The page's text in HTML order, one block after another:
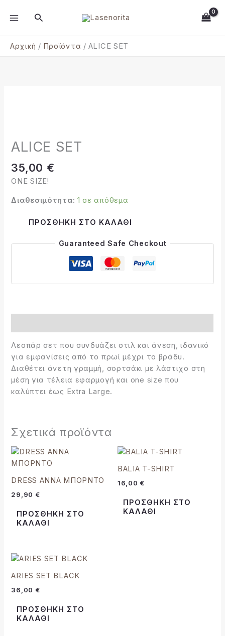
στο
Αναζήτηση
Αρχική Προϊόντα ALICE SET
ALICE SET
35,00 €
ONE SIZE!
Διαθεσιμότητα: 1 σε απόθεμα
ΠΡΟΣΘΉΚΗ ΣΤΟ ΚΑΛΆΘΙ
Guaranteed Safe Checkout
Λεοπάρ σετ που συνδυάζει στιλ και άνεση, ιδανικό
για εμφανίσεις από το πρωί μέχρι το βράδυ.
Διαθέτει άνετη γραμμή, σορτσάκι με λάστιχο στη
μέση για τέλεια εφαρμογή και one size που
καλύπτει έως Extra Large.
Σχετικά προϊόντα
DRESS ANNA ΜΠΟΡΝΤΟ
29,90 €
ΠΡΟΣΘΉΚΗ ΣΤΟ
ΚΑΛΆΘΙ
BALIA T-SHIRT
16,00 €
ΠΡΟΣΘΉΚΗ ΣΤΟ
ΚΑΛΆΘΙ
ARIES SET BLACK
36,00 €
ΠΡΟΣΘΉΚΗ ΣΤΟ
ΚΑΛΆΘΙ